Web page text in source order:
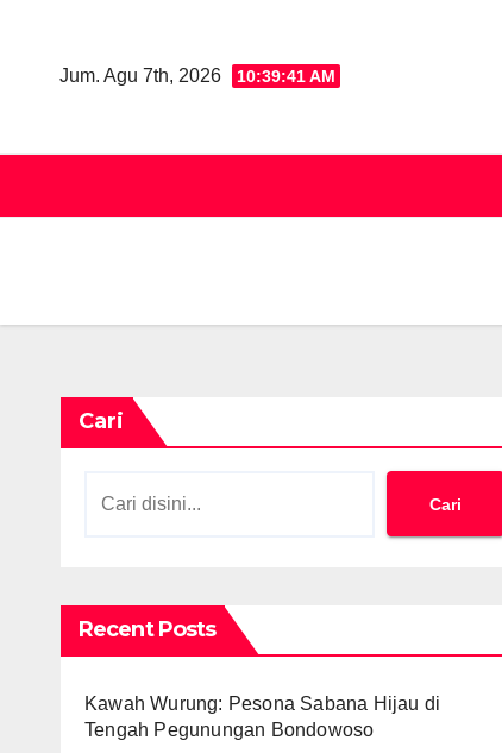
content
Jum. Agu 7th, 2026 10:39:42 AM
Cari
Cari
Recent Posts
Kawah Wurung: Pesona Sabana Hijau di
Tengah Pegunungan Bondowoso